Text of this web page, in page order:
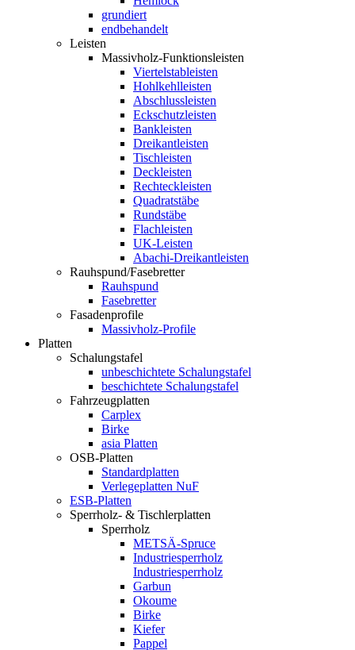
grundiert
endbehandelt
Leisten
Massivholz-Funktionsleisten
Viertelstableisten
Hohlkehlleisten
Abschlussleisten
Eckschutzleisten
Bankleisten
Dreikantleisten
Tischleisten
Deckleisten
Rechteckleisten
Quadratstäbe
Rundstäbe
Flachleisten
UK-Leisten
Abachi-Dreikantleisten
Rauhspund/Fasebretter
Rauhspund
Fasebretter
Fasadenprofile
Massivholz-Profile
Platten
Schalungstafel
unbeschichtete Schalungstafel
beschichtete Schalungstafel
Fahrzeugplatten
Carplex
Birke
asia Platten
OSB-Platten
Standardplatten
Verlegeplatten NuF
ESB-Platten
Sperrholz- & Tischlerplatten
Sperrholz
METSÄ-Spruce
Industriesperrholz
Industriesperrholz
Garbun
Okoume
Birke
Kiefer
Pappel